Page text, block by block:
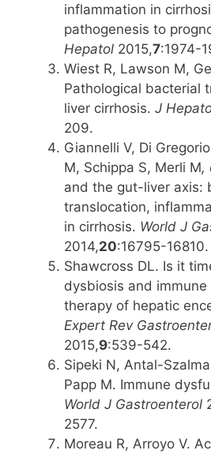
inflammation in
pathogenesis to
Hepatol 2015,7:1974-
Wiest R, Lawson M,
Pathological bacterial
liver cirrhosis. J
209.
Giannelli V, Di
M, Schippa S, Merli M,
and the gut-liver axis:
translocation,
in cirrhosis. World J
2014,20:16795-16810.
Shawcross DL. Is it
dysbiosis and
therapy of hepatic
Expert Rev
2015,9:539-542.
Sipeki N, Antal-
Papp M. Immune
World J Gastroenterol
2577.
Moreau R, Arroyo V.